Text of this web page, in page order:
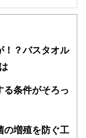
する記事を、日々
やすく発信していま
書籍・雑誌の編集経
追求しています。
士、社会保険労務
！？バスタオル
る条件がそろっ
の増殖を防ぐ工